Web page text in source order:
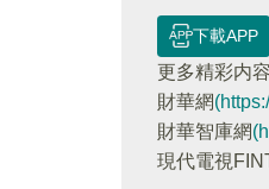
下載APP
更多精彩内
財華網
財華智庫網
現代電視